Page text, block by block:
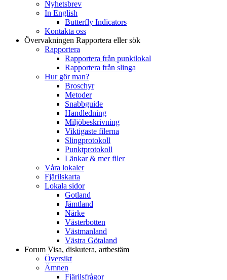
Nyhetsbrev
In English
Butterfly Indicators
Kontakta oss
Övervakningen Rapportera eller sök
Rapportera
Rapportera från punktlokal
Rapportera från slinga
Hur gör man?
Broschyr
Metoder
Snabbguide
Handledning
Miljöbeskrivning
Viktigaste filerna
Slingprotokoll
Punktprotokoll
Länkar & mer filer
Våra lokaler
Fjärilskarta
Lokala sidor
Gotland
Jämtland
Närke
Västerbotten
Västmanland
Västra Götaland
Forum Visa, diskutera, artbestäm
Översikt
Ämnen
Fjärilsfrågor